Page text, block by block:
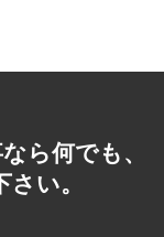
ら何でも、
い。